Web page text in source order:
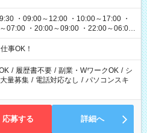
・09:00～12:00 ・10:00～17:00 ・
07:00 ・20:00～09:00 ・22:00～06:00
事OK！
/ 履歴書不要 / 副業・WワークOK / シ
量募集 / 電話対応なし / パソコンスキ
応募する 詳細へ